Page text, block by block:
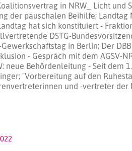
in NRW_ Licht und
der pauschalen Beihilfe; Landtag
hat sich konstituiert -
DSTG-
in Berlin; Der
- Gespräch mit dem AGSV-
neue Behördenleitung - Seit dem
"Vorbereitung auf den
und -vertreter der